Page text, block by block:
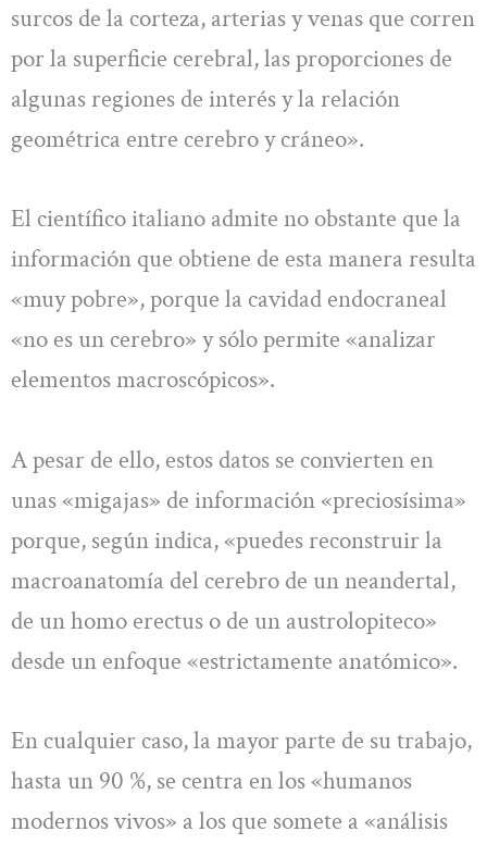
surcos de la corteza, arterias y venas que corren
por la superficie cerebral, las proporciones de
algunas regiones de interés y la relación
geométrica entre cerebro y cráneo».
El científico italiano admite no obstante que la
información que obtiene de esta manera resulta
«muy pobre», porque la cavidad endocraneal
«no es un cerebro» y sólo permite «analizar
elementos macroscópicos».
A pesar de ello, estos datos se convierten en
unas «migajas» de información «preciosísima»
porque, según indica, «puedes reconstruir la
macroanatomía del cerebro de un neandertal,
de un homo erectus o de un austrolopiteco»
desde un enfoque «estrictamente anatómico».
En cualquier caso, la mayor parte de su trabajo,
hasta un 90 %, se centra en los «humanos
modernos vivos» a los que somete a «análisis